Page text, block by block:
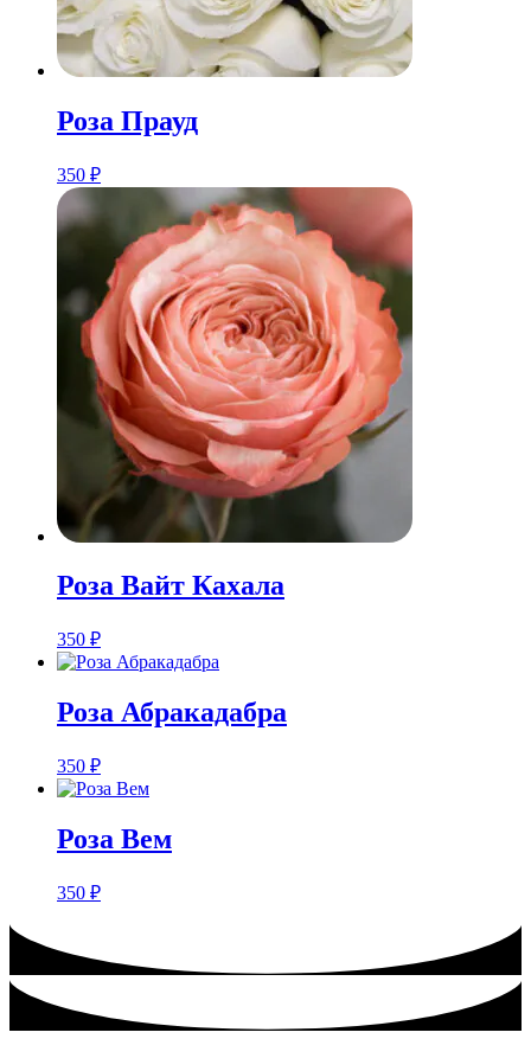
Розa Прауд
350 ₽
Розa Вайт Кахала
350 ₽
Розa Абракадабра
350 ₽
Розa Вем
350 ₽